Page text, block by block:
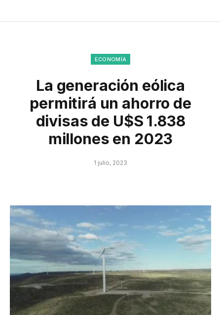
ECONOMÍA
La generación eólica
permitirá un ahorro de
divisas de U$S 1.838
millones en 2023
1 julio, 2023